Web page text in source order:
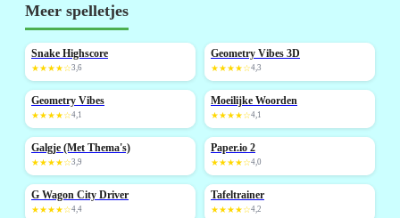
Meer spelletjes
NIEUW
Snake Highscore
★★★★☆3,6
NIEUW
Geometry Vibes 3D
★★★★☆4,3
NIEUW
Geometry Vibes
★★★★☆4,1
Moeilijke Woorden
★★★★☆4,1
Galgje (Met Thema's)
★★★★☆3,9
Paper.io 2
★★★★☆4,0
NIEUW
G Wagon City Driver
★★★★☆4,4
Tafeltrainer
★★★★☆4,2